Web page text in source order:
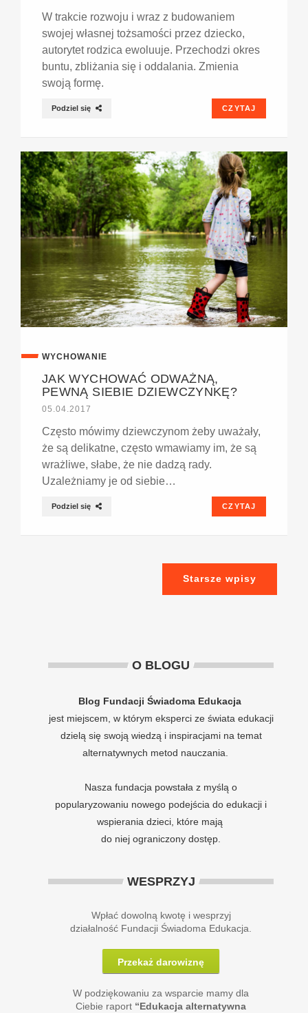
W trakcie rozwoju i wraz z budowaniem
swojej własnej tożsamości przez dziecko,
autorytet rodzica ewoluuje. Przechodzi okres
buntu, zbliżania się i oddalania. Zmienia
swoją formę.
Podziel się CZYTAJ
WYCHOWANIE
JAK WYCHOWAĆ ODWAŻNĄ,
PEWNĄ SIEBIE DZIEWCZYNKĘ?
05.04.2017
Często mówimy dziewczynom żeby uważały,
że są delikatne, często wmawiamy im, że są
wrażliwe, słabe, że nie dadzą rady.
Uzależniamy je od siebie…
Podziel się CZYTAJ
Starsze wpisy
O BLOGU
Blog Fundacji Świadoma Edukacja
jest miejscem, w którym eksperci ze świata edukacji
dzielą się swoją wiedzą i inspiracjami na temat
alternatywnych metod nauczania.
Nasza fundacja powstała z myślą o
popularyzowaniu nowego podejścia do edukacji i
wspierania dzieci, które mają
do niej ograniczony dostęp.
WESPRZYJ
Wpłać dowolną kwotę i wesprzyj
działalność Fundacji Świadoma Edukacja.
Przekaż darowiznę
W podziękowaniu za wsparcie mamy dla
Ciebie raport “Edukacja alternatywna